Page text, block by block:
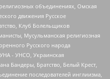
объединениях, Омская
движения Русское
Клуб Болельщиков
Мусульманская религиозная
Русского народа
- УНСО, Украинская
Бандеры, Братство, Белый Крест,
последователей инглиизма,